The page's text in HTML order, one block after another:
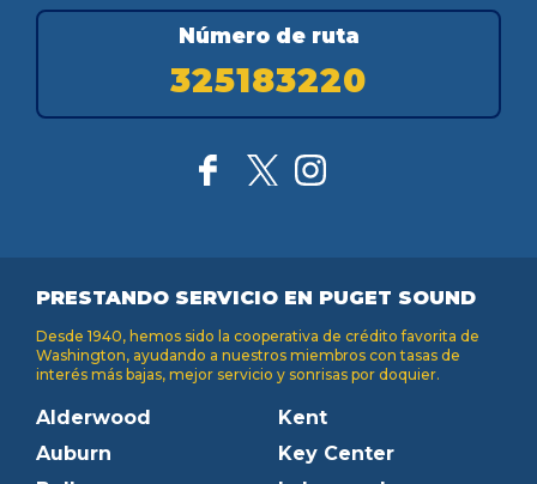
Número de ruta
325183220
PRESTANDO SERVICIO EN PUGET SOUND
Desde 1940, hemos sido la cooperativa de crédito favorita de
Washington, ayudando a nuestros miembros con tasas de
interés más bajas, mejor servicio y sonrisas por doquier.
Alderwood
Auburn
Kent
Key Center